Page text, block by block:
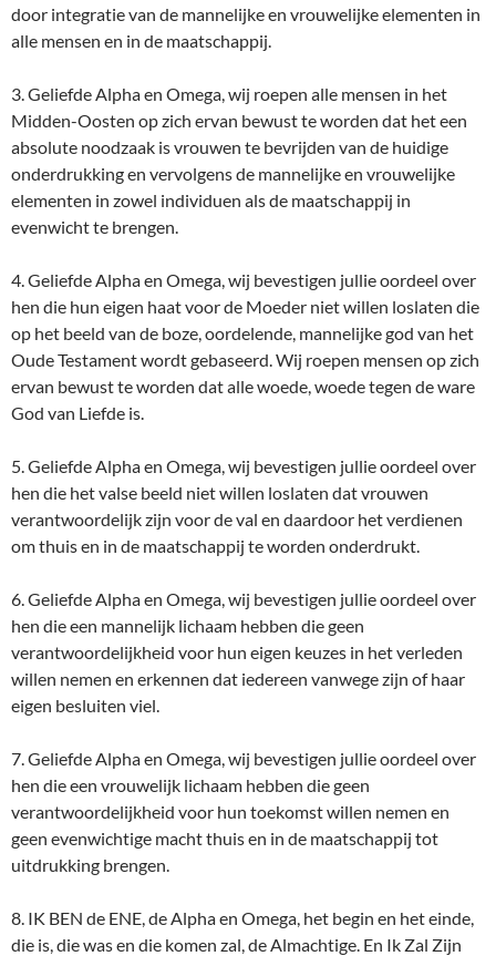
door integratie van de mannelijke en vrouwelijke elementen in
alle mensen en in de maatschappij.
3. Geliefde Alpha en Omega, wij roepen alle mensen in het
Midden-Oosten op zich ervan bewust te worden dat het een
absolute noodzaak is vrouwen te bevrijden van de huidige
onderdrukking en vervolgens de mannelijke en vrouwelijke
elementen in zowel individuen als de maatschappij in
evenwicht te brengen.
4. Geliefde Alpha en Omega, wij bevestigen jullie oordeel over
hen die hun eigen haat voor de Moeder niet willen loslaten die
op het beeld van de boze, oordelende, mannelijke god van het
Oude Testament wordt gebaseerd. Wij roepen mensen op zich
ervan bewust te worden dat alle woede, woede tegen de ware
God van Liefde is.
5. Geliefde Alpha en Omega, wij bevestigen jullie oordeel over
hen die het valse beeld niet willen loslaten dat vrouwen
verantwoordelijk zijn voor de val en daardoor het verdienen
om thuis en in de maatschappij te worden onderdrukt.
6. Geliefde Alpha en Omega, wij bevestigen jullie oordeel over
hen die een mannelijk lichaam hebben die geen
verantwoordelijkheid voor hun eigen keuzes in het verleden
willen nemen en erkennen dat iedereen vanwege zijn of haar
eigen besluiten viel.
7. Geliefde Alpha en Omega, wij bevestigen jullie oordeel over
hen die een vrouwelijk lichaam hebben die geen
verantwoordelijkheid voor hun toekomst willen nemen en
geen evenwichtige macht thuis en in de maatschappij tot
uitdrukking brengen.
8. IK BEN de ENE, de Alpha en Omega, het begin en het einde,
die is, die was en die komen zal, de Almachtige. En Ik Zal Zijn